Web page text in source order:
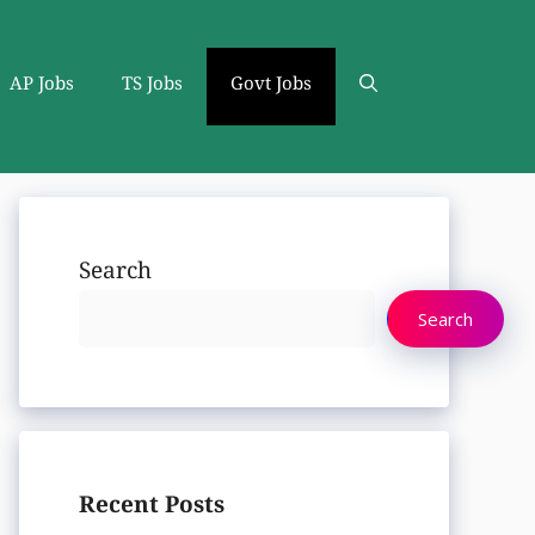
AP Jobs TS Jobs Govt Jobs
Search
Search
Recent Posts